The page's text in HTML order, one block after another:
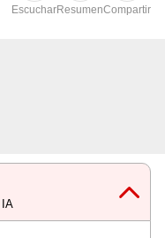
EscucharResumenCompartir
IA